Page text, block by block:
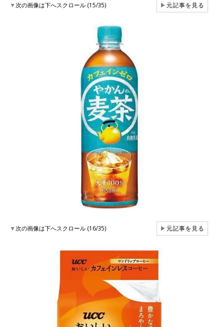
▼次の画像は下へスクロール (15/35) ▶元記事を見る
▼次の画像は下へスクロール (16/35) ▶元記事を見る